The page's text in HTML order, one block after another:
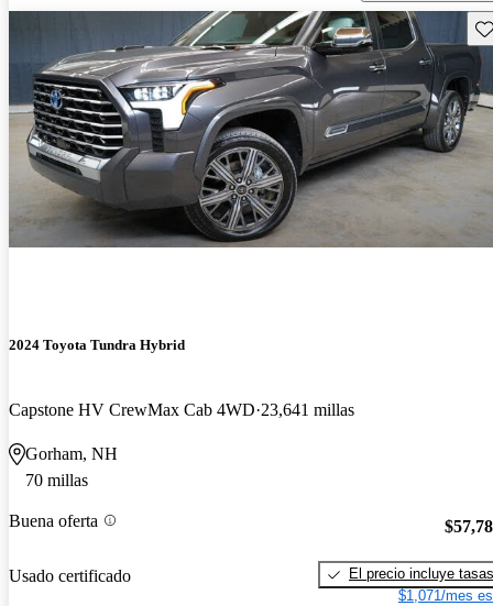
2024 Toyota Tundra Hybrid
Capstone HV CrewMax Cab 4WD 23,641 millas
Gorham, NH
70 millas
Buena oferta
Usado certificado
El precio incluye tasas
$1,071/mes